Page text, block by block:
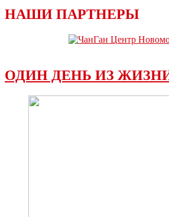
НАШИ ПАРТНЕРЫ
ОДИН ДЕНЬ ИЗ